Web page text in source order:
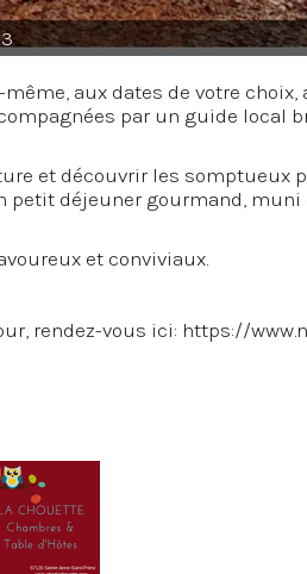
aux dates de votre choix,
par un guide local
et découvrir les somptueux
petit déjeuner gourmand, muni
et conviviaux.
rendez-vous ici: https://